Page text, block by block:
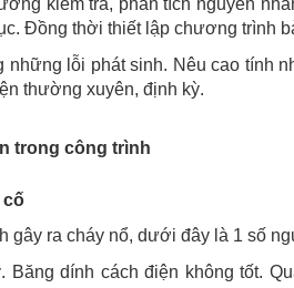
kiểm tra, phân tích nguyên
Đồng thời thiết lập chương trình
những lỗi phát sinh. Nêu cao tính
thường xuyên, định kỳ.
trong công trình
cố
gây ra cháy nổ, dưới đây là 1 số
Băng dính cách điện không tốt.